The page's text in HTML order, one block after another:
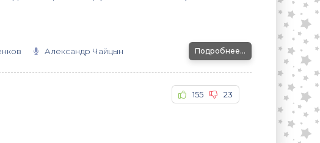
Александр Чайцын Подробнее...
155 23